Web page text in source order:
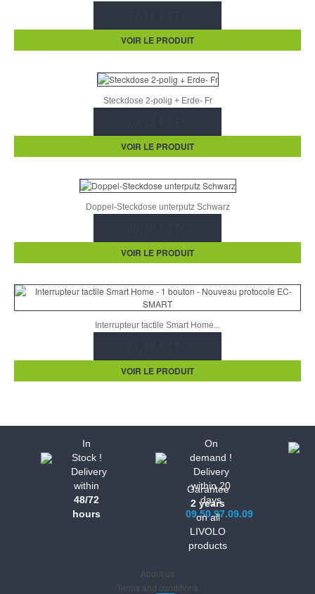
VOIR LE PRODUIT
Steckdose 2-polig + Erde- Fr
VOIR LE PRODUIT
Doppel-Steckdose unterputz Schwarz
VOIR LE PRODUIT
Interrupteur tactile Smart Home...
VOIR LE PRODUIT
In
Stock !
Delivery
within
48/72
hours
On
demand !
Delivery
within 20
days
09.50.97.09.09
Garantee
2 years
on all
LIVOLO
products
About us
Terms and conditions